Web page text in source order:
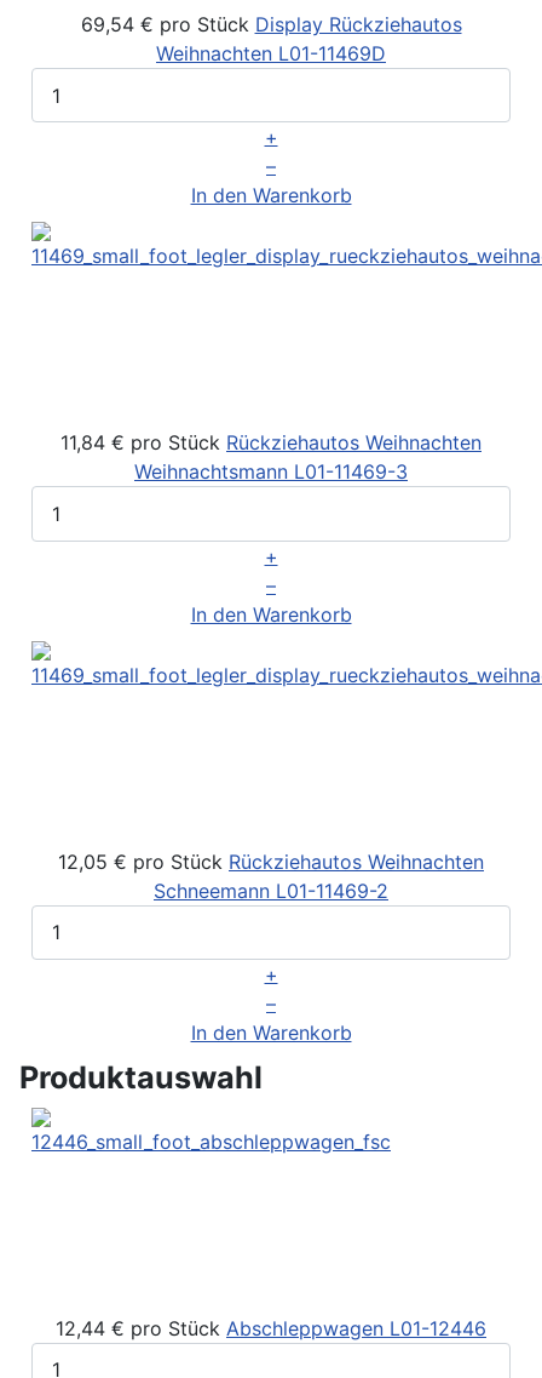
69,54 € pro Stück Display Rückziehautos
Weihnachten L01-11469D
+
–
In den Warenkorb
11,84 € pro Stück Rückziehautos Weihnachten
Weihnachtsmann L01-11469-3
+
–
In den Warenkorb
12,05 € pro Stück Rückziehautos Weihnachten
Schneemann L01-11469-2
+
–
In den Warenkorb
Produktauswahl
12,44 € pro Stück Abschleppwagen L01-12446